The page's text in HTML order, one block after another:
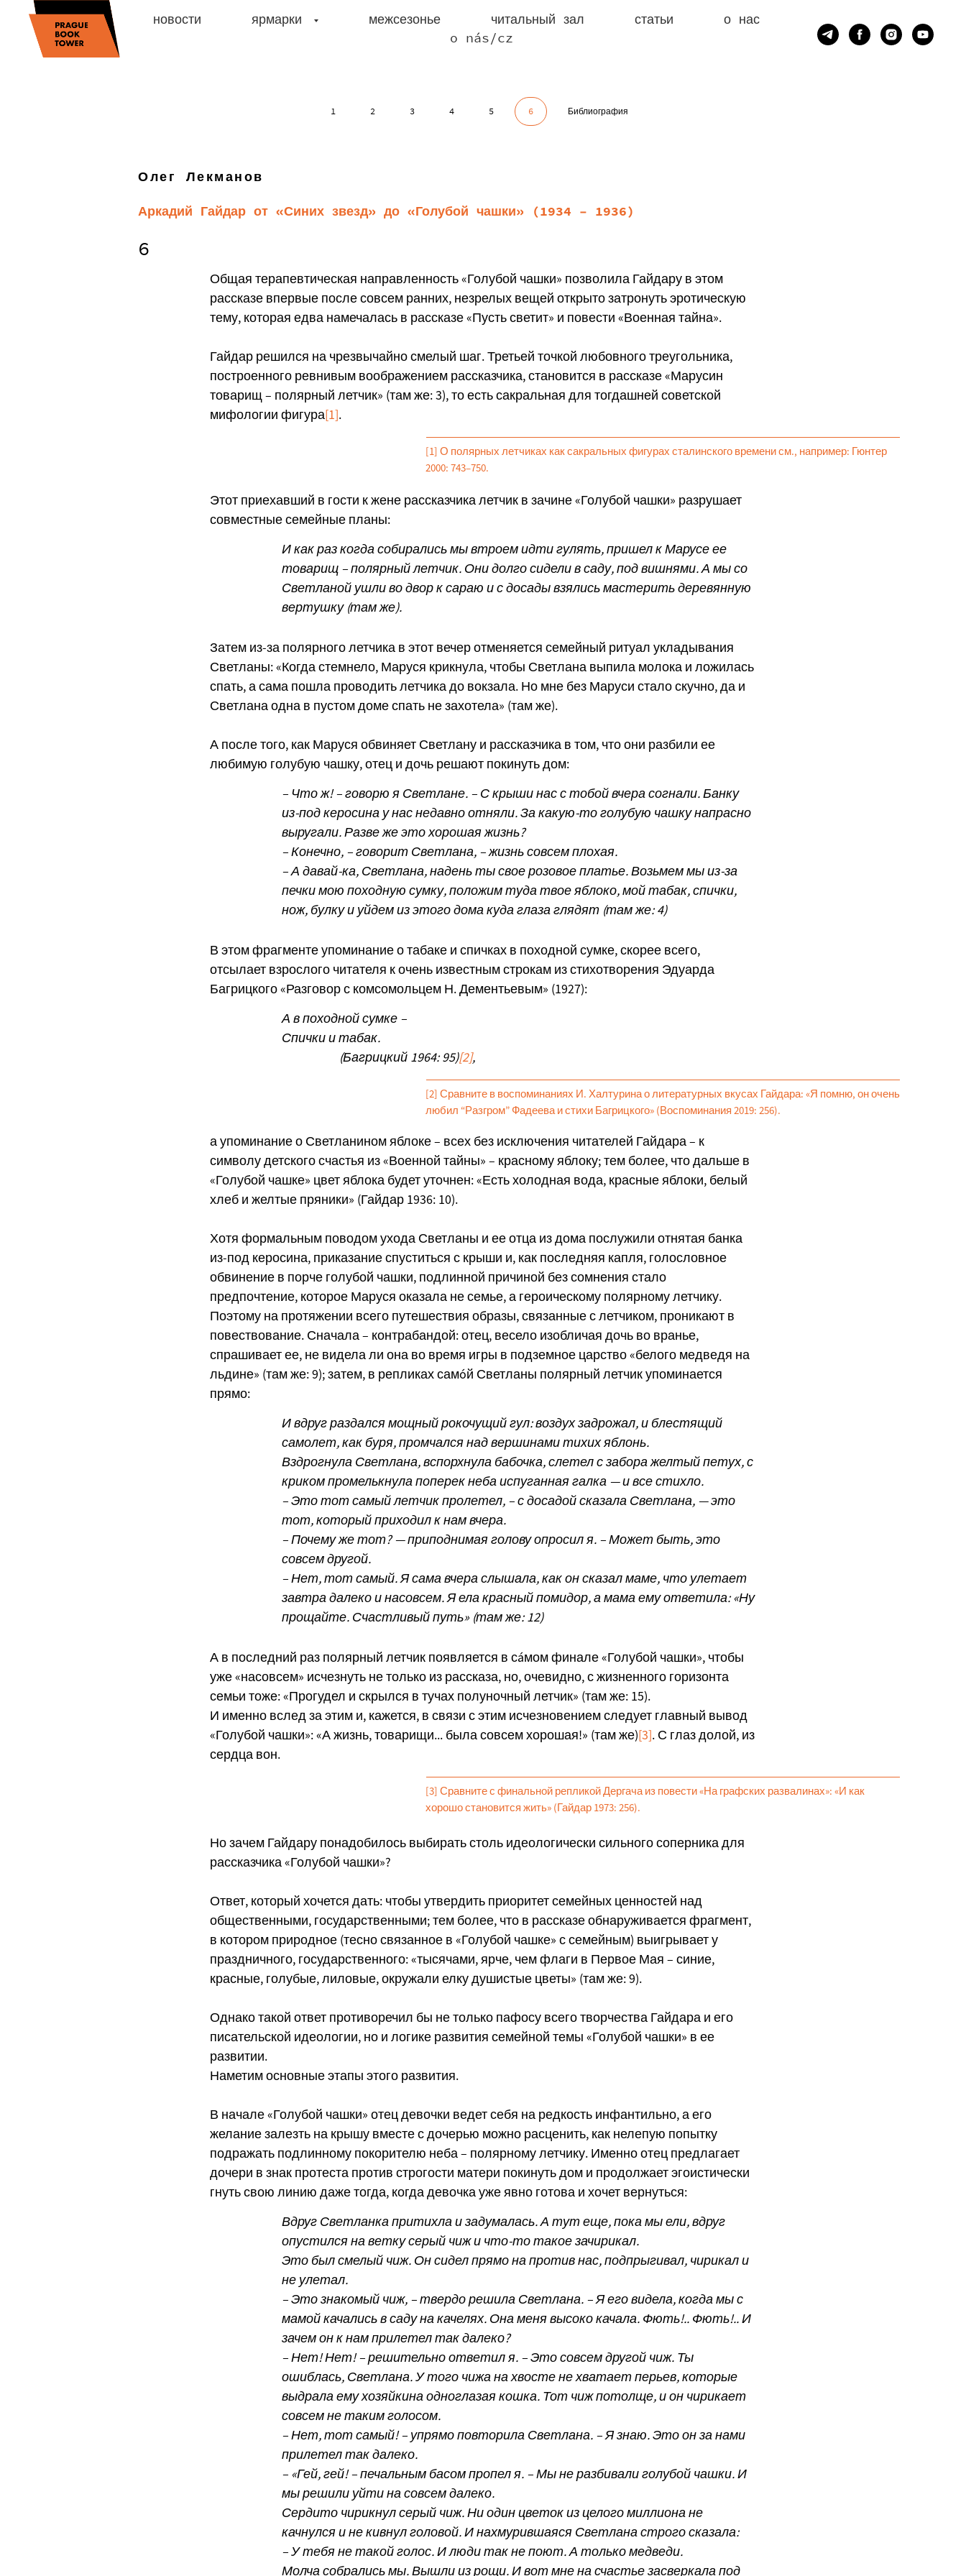
новости ярмарки межсезонье читальный зал статьи
о нас
o nás/cz
1 2 3 4 5 6 Библиография
Олег Лекманов
Аркадий Гайдар от «Синих звезд» до «Голубой чашки» (1934 – 1936)
6
Общая терапевтическая направленность «Голубой чашки» позволила Гайдару в этом
рассказе впервые после совсем ранних, незрелых вещей открыто затронуть эротическую
тему, которая едва намечалась в рассказе «Пусть светит» и повести «Военная тайна».
Гайдар решился на чрезвычайно смелый шаг. Третьей точкой любовного треугольника,
построенного ревнивым воображением рассказчика, становится в рассказе «Марусин
товарищ – полярный летчик» (там же: 3), то есть сакральная для тогдашней советской
мифологии фигура[1].
[1] О полярных летчиках как сакральных фигурах сталинского времени см., например: Гюнтер
2000: 743–750.
Этот приехавший в гости к жене рассказчика летчик в зачине «Голубой чашки» разрушает
совместные семейные планы:
И как раз когда собирались мы втроем идти гулять, пришел к Марусе ее
товарищ – полярный летчик. Они долго сидели в саду, под вишнями. А мы со
Светланой ушли во двор к сараю и с досады взялись мастерить деревянную
вертушку (там же).
Затем из-за полярного летчика в этот вечер отменяется семейный ритуал укладывания
Светланы: «Когда стемнело, Маруся крикнула, чтобы Светлана выпила молока и ложилась
спать, а сама пошла проводить летчика до вокзала. Но мне без Маруси стало скучно, да и
Светлана одна в пустом доме спать не захотела» (там же).
А после того, как Маруся обвиняет Светлану и рассказчика в том, что они разбили ее
любимую голубую чашку, отец и дочь решают покинуть дом:
– Что ж! – говорю я Светлане. – С крыши нас с тобой вчера согнали. Банку
из-под керосина у нас недавно отняли. За какую-то голубую чашку напрасно
выругали. Разве же это хорошая жизнь?
– Конечно, – говорит Светлана, – жизнь совсем плохая.
– А давай-ка, Светлана, надень ты свое розовое платье. Возьмем мы из-за
печки мою походную сумку, положим туда твое яблоко, мой табак, спички,
нож, булку и уйдем из этого дома куда глаза глядят (там же: 4)
В этом фрагменте упоминание о табаке и спичках в походной сумке, скорее всего,
отсылает взрослого читателя к очень известным строкам из стихотворения Эдуарда
Багрицкого «Разговор с комсомольцем Н. Дементьевым» (1927):
А в походной сумке –
Спички и табак.
(Багрицкий 1964: 95)[2],
[2] Сравните в воспоминаниях И. Халтурина о литературных вкусах Гайдара: «Я помню, он очень
любил “Разгром” Фадеева и стихи Багрицкого» (Воспоминания 2019: 256).
а упоминание о Светланином яблоке – всех без исключения читателей Гайдара – к
символу детского счастья из «Военной тайны» – красному яблоку; тем более, что дальше в
«Голубой чашке» цвет яблока будет уточнен: «Есть холодная вода, красные яблоки, белый
хлеб и желтые пряники» (Гайдар 1936: 10).
Хотя формальным поводом ухода Светланы и ее отца из дома послужили отнятая банка
из-под керосина, приказание спуститься с крыши и, как последняя капля, голословное
обвинение в порче голубой чашки, подлинной причиной без сомнения стало
предпочтение, которое Маруся оказала не семье, а героическому полярному летчику.
Поэтому на протяжении всего путешествия образы, связанные с летчиком, проникают в
повествование. Сначала – контрабандой: отец, весело изобличая дочь во вранье,
спрашивает ее, не видела ли она во время игры в подземное царство «белого медведя на
льдине» (там же: 9); затем, в репликах самóй Светланы полярный летчик упоминается
прямо:
И вдруг раздался мощный рокочущий гул: воздух задрожал, и блестящий
самолет, как буря, промчался над вершинами тихих яблонь.
Вздрогнула Светлана, вспорхнула бабочка, слетел с забора желтый петух, с
криком промелькнула поперек неба испуганная галка — и все стихло.
– Это тот самый летчик пролетел, – с досадой сказала Светлана, — это
тот, который приходил к нам вчера.
– Почему же тот? — приподнимая голову опросил я. – Может быть, это
совсем другой.
– Нет, тот самый. Я сама вчера слышала, как он сказал маме, что улетает
завтра далеко и насовсем. Я ела красный помидор, а мама ему ответила: «Ну
прощайте. Счастливый путь» (там же: 12)
А в последний раз полярный летчик появляется в сáмом финале «Голубой чашки», чтобы
уже «насовсем» исчезнуть не только из рассказа, но, очевидно, с жизненного горизонта
семьи тоже: «Прогудел и скрылся в тучах полуночный летчик» (там же: 15).
И именно вслед за этим и, кажется, в связи с этим исчезновением следует главный вывод
«Голубой чашки»: «А жизнь, товарищи... была совсем хорошая!» (там же)[3]. С глаз долой, из
сердца вон.
[3] Сравните с финальной репликой Дергача из повести «На графских развалинах»: «И как
хорошо становится жить» (Гайдар 1973: 256).
Но зачем Гайдару понадобилось выбирать столь идеологически сильного соперника для
рассказчика «Голубой чашки»?
Ответ, который хочется дать: чтобы утвердить приоритет семейных ценностей над
общественными, государственными; тем более, что в рассказе обнаруживается фрагмент,
в котором природное (тесно связанное в «Голубой чашке» с семейным) выигрывает у
праздничного, государственного: «тысячами, ярче, чем флаги в Первое Мая – синие,
красные, голубые, лиловые, окружали елку душистые цветы» (там же: 9).
Однако такой ответ противоречил бы не только пафосу всего творчества Гайдара и его
писательской идеологии, но и логике развития семейной темы «Голубой чашки» в ее
развитии.
Наметим основные этапы этого развития.
В начале «Голубой чашки» отец девочки ведет себя на редкость инфантильно, а его
желание залезть на крышу вместе с дочерью можно расценить, как нелепую попытку
подражать подлинному покорителю неба – полярному летчику. Именно отец предлагает
дочери в знак протеста против строгости матери покинуть дом и продолжает эгоистически
гнуть свою линию даже тогда, когда девочка уже явно готова и хочет вернуться:
Вдруг Светланка притихла и задумалась. А тут еще, пока мы ели, вдруг
опустился на ветку серый чиж и что-то такое зачирикал.
Это был смелый чиж. Он сидел прямо на против нас, подпрыгивал, чирикал и
не улетал.
– Это знакомый чиж, – твердо решила Светлана. – Я его видела, когда мы с
мамой качались в саду на качелях. Она меня высоко качала. Фють!.. Фють!.. И
зачем он к нам прилетел так далеко?
– Нет! Нет! – решительно ответил я. – Это совсем другой чиж. Ты
ошиблась, Светлана. У того чижа на хвосте не хватает перьев, которые
выдрала ему хозяйкина одноглазая кошка. Тот чиж потолще, и он чирикает
совсем не таким голосом.
– Нет, тот самый! – упрямо повторила Светлана. – Я знаю. Это он за нами
прилетел так далеко.
– «Гей, гей! – печальным басом пропел я. – Мы не разбивали голубой чашки. И
мы решили уйти на совсем далеко.
Сердито чирикнул серый чиж. Ни один цветок из целого миллиона не
качнулся и не кивнул головой. И нахмурившаяся Светлана строго сказала:
– У тебя не такой голос. И люди так не поют. А только медведи.
Молча собрались мы. Вышли из рощи. И вот мне на счастье засверкала под